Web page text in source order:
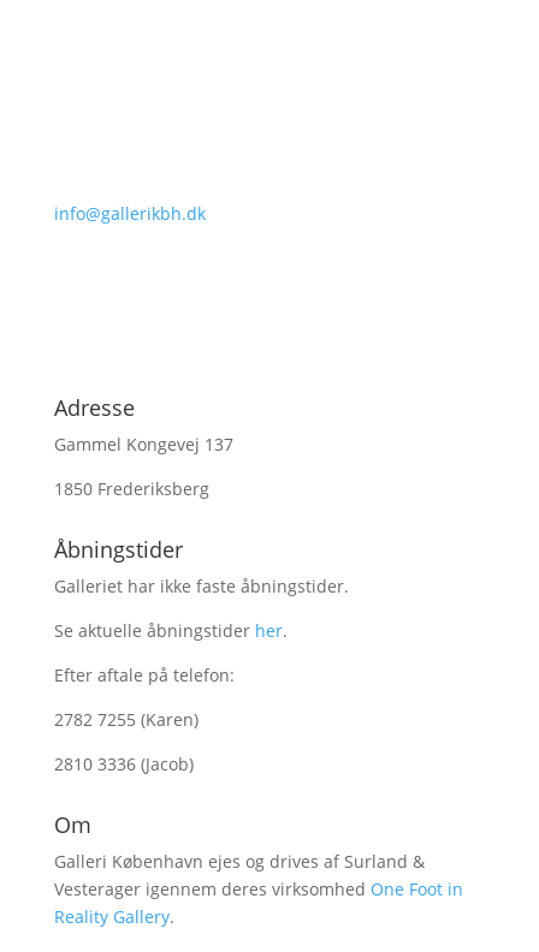
info@gallerikbh.dk
Adresse
Gammel Kongevej 137
1850 Frederiksberg
Åbningstider
Galleriet har ikke faste åbningstider.
Se aktuelle åbningstider her.
Efter aftale på telefon:
2782 7255 (Karen)
2810 3336 (Jacob)
Om
Galleri København ejes og drives af Surland &
Vesterager igennem deres virksomhed One Foot in
Reality Gallery.